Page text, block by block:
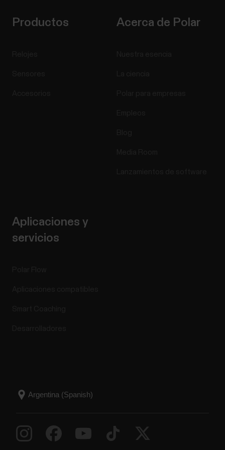
Productos Acerca de Polar
Aplicaciones y
servicios